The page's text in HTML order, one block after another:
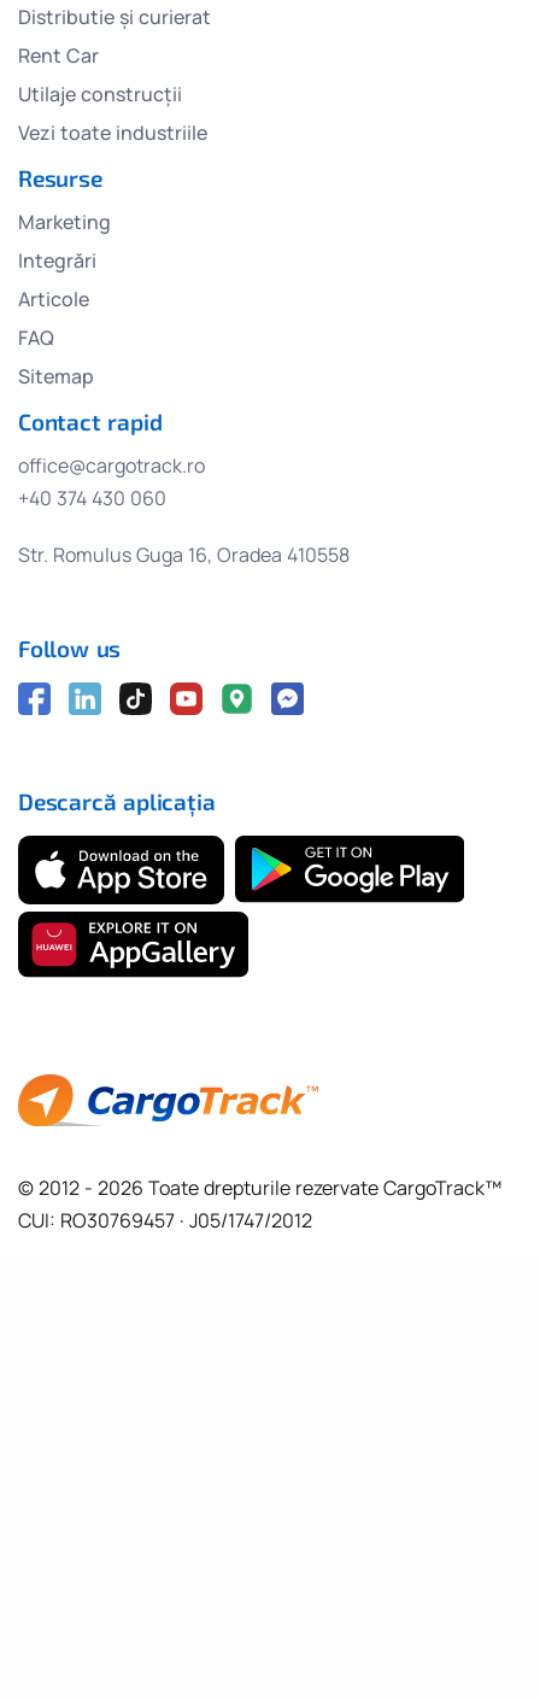
Distributie și curierat
Rent Car
Utilaje construcții
Vezi toate industriile
Resurse
Marketing
Integrări
Articole
FAQ
Sitemap
Contact rapid
office@cargotrack.ro
+40 374 430 060
Str. Romulus Guga 16, Oradea 410558
© 2012 - 2026 Toate drepturile rezervate CargoTrack™
CUI: RO30769457 · J05/1747/2012
Follow us
Descarcă aplicația